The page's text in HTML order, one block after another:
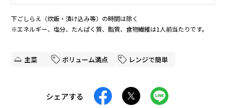
下ごしらえ（炊飯・漬け込み等）の時間は除く
※エネルギー、塩分、たんぱく質、脂質、食物繊維は1人前当たりです。
主菜 ボリューム満点 レンジで簡単
シェアする
時短
定番・人気
行事・イベント
ボリューム満点
ランチ・お弁当
食物繊維